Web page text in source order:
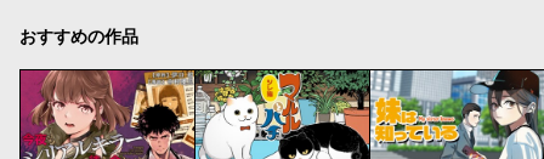
おすすめの作品